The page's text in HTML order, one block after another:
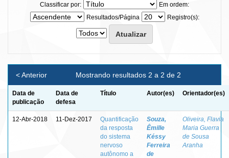
Classificar por:
Em ordem:
Resultados/Página
Registro(s):
Mostrando resultados 2 a 2 de 2
< Anterior
Data de
publicação
Data de
defesa
Título Autor(es) Orientador(es)
12-Abr-2018 11-Dez-2017
Quantificação
da resposta
do sistema
nervoso
autônomo a
Souza,
Êmille
Késsy
Ferreira
de
Oliveira, Flavia
Maria Guerra
de Sousa
Aranha